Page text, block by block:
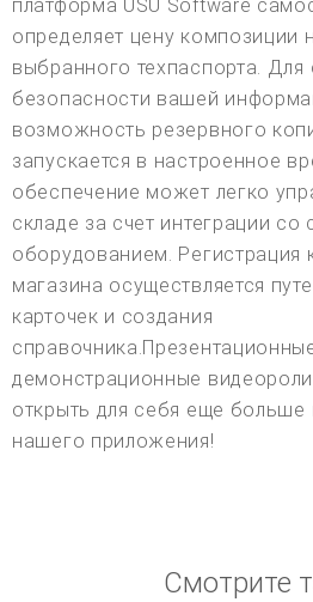
платформа USU Software
определяет цену композиции
выбранного техпаспорта. Для
безопасности вашей
возможность резервного
запускается в настроенное
обеспечение может легко
складе за счет интеграции со
оборудованием. Регистрация
магазина осуществляется
карточек и создания
демонстрационные
открыть для себя еще
нашего приложения!
Смотрите